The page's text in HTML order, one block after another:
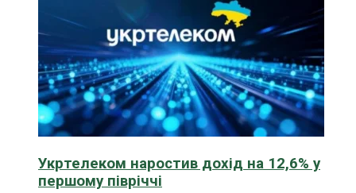
Укртелеком наростив дохід на 12,6% у
першому півріччі